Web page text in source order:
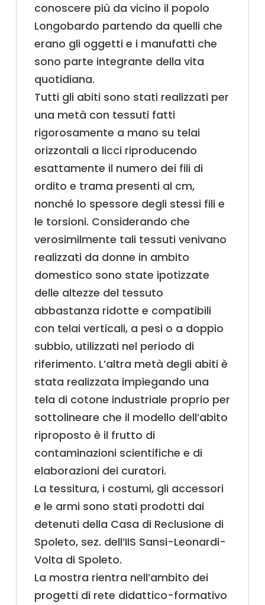
conoscere più da vicino il popolo
Longobardo partendo da quelli che
erano gli oggetti e i manufatti che
sono parte integrante della vita
quotidiana.
Tutti gli abiti sono stati realizzati per
una metà con tessuti fatti
rigorosamente a mano su telai
orizzontali a licci riproducendo
esattamente il numero dei fili di
ordito e trama presenti al cm,
nonché lo spessore degli stessi fili e
le torsioni. Considerando che
verosimilmente tali tessuti venivano
realizzati da donne in ambito
domestico sono state ipotizzate
delle altezze del tessuto
abbastanza ridotte e compatibili
con telai verticali, a pesi o a doppio
subbio, utilizzati nel periodo di
riferimento. L’altra metà degli abiti è
stata realizzata impiegando una
tela di cotone industriale proprio per
sottolineare che il modello dell’abito
riproposto è il frutto di
contaminazioni scientifiche e di
elaborazioni dei curatori.
La tessitura, i costumi, gli accessori
e le armi sono stati prodotti dai
detenuti della Casa di Reclusione di
Spoleto, sez. dell’IIS Sansi-Leonardi-
Volta di Spoleto.
La mostra rientra nell’ambito dei
progetti di rete didattico-formativo